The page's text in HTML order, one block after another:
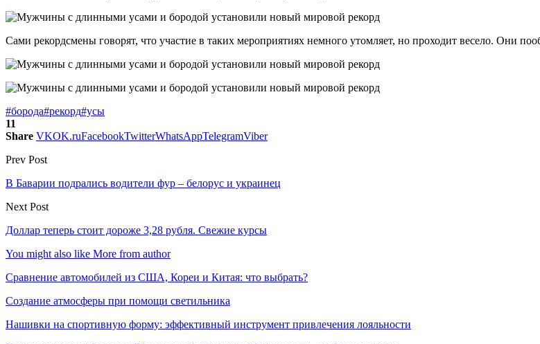
Сами рекордсмены говорят, что участие в таких мероприятиях немного утомляет, но проходит весело. Они
#борода#рекорд#усы
11
Share VKOK.ruFacebookTwitterWhatsAppTelegramViber
Prev Post
В Баварии подрались водители фур – белорус и украинец
Next Post
Доллар теперь стоит дороже 3,28 рубля. Свежие курсы
You might also like More from author
Сравнение автомобилей из США, Кореи и Китая: что выбрать?
Создание атмосферы при помощи светильника
Нашивки на спортивную форму: эффективный инструмент привлечения лояльности